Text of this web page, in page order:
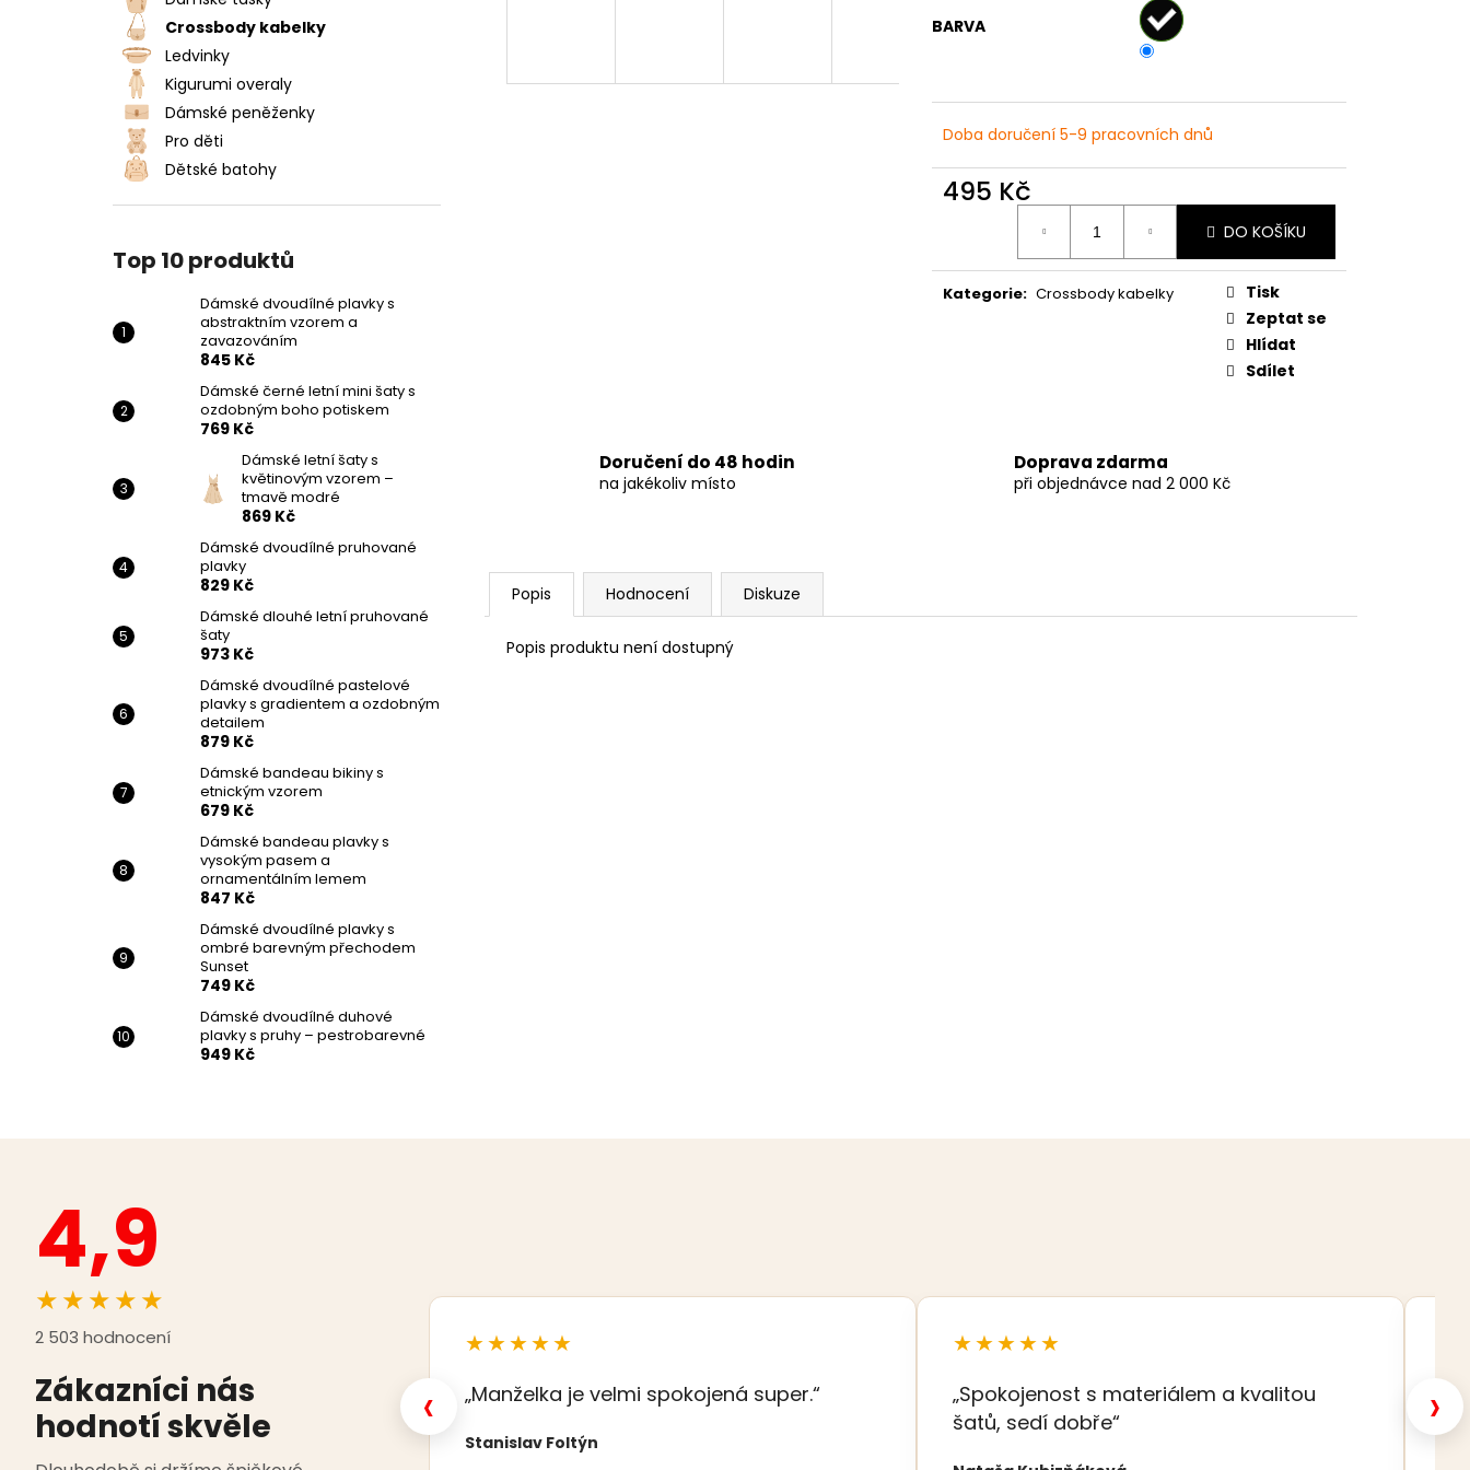
Crossbody kabelky
Ledvinky
Kigurumi overaly
Dámské peněženky
Pro děti
Dětské batohy
Top 10 produktů
Dámské dvoudílné plavky s
abstraktním vzorem a
zavazováním
845 Kč
Dámské černé letní mini šaty s
ozdobným boho potiskem
769 Kč
Dámské letní šaty s
květinovým vzorem –
tmavě modré
869 Kč
Dámské dvoudílné pruhované
plavky
829 Kč
Dámské dlouhé letní pruhované
šaty
973 Kč
Dámské dvoudílné pastelové
plavky s gradientem a ozdobným
detailem
879 Kč
Dámské bandeau bikiny s
etnickým vzorem
679 Kč
Dámské bandeau plavky s
vysokým pasem a
ornamentálním lemem
847 Kč
Dámské dvoudílné plavky s
ombré barevným přechodem
Sunset
749 Kč
Dámské dvoudílné duhové
plavky s pruhy – pestrobarevné
949 Kč
BARVA
Doba doručení 5-9 pracovních dnů
495 Kč
DO KOŠÍKU
Kategorie: Crossbody kabelky
Tisk
Zeptat se
Hlídat
Sdílet
Doručení do 48 hodin
na jakékoliv místo
Doprava zdarma
při objednávce nad 2 000 Kč
Popis Hodnocení Diskuze
Popis produktu není dostupný
DÁMSKÉ DVOUDÍLNÉ PLAVKY S
ABSTRAKTNÍM VZOREM A
ZAVAZOVÁNÍM
845 Kč
VZOREM – TMAVĚ MODRÉ
4,9
★★★★★
2 503 hodnocení
Zákazníci nás
hodnotí skvěle
‹
★★★★★
„Manželka je velmi spokojená super.“
Stanislav Foltýn
★★★★★
„Spokojenost s materiálem a kvalitou
šatů, sedí dobře“
›